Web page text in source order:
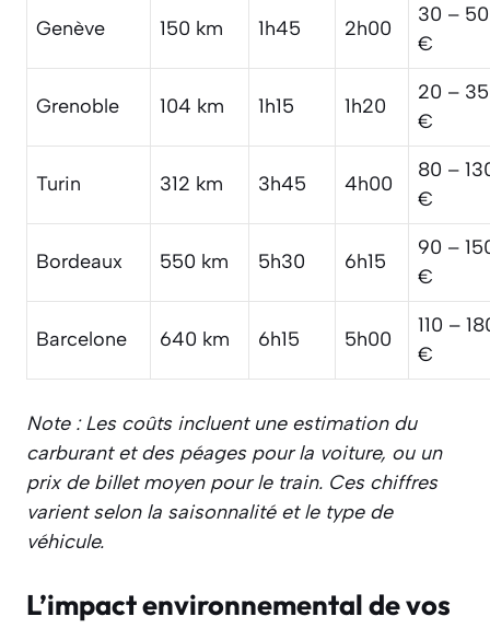
Genève 150 km 1h45 2h00
30 – 50
€
Grenoble 104 km 1h15 1h20
20 – 35
€
Turin 312 km 3h45 4h00
80 –
€
Bordeaux 550 km 5h30 6h15
90 –
€
Barcelone 640 km 6h15 5h00
110 –
€
Note : Les coûts incluent une estimation du
carburant et des péages pour la voiture, ou un
prix de billet moyen pour le train. Ces chiffres
varient selon la saisonnalité et le type de
véhicule.
L’impact environnemental de vos